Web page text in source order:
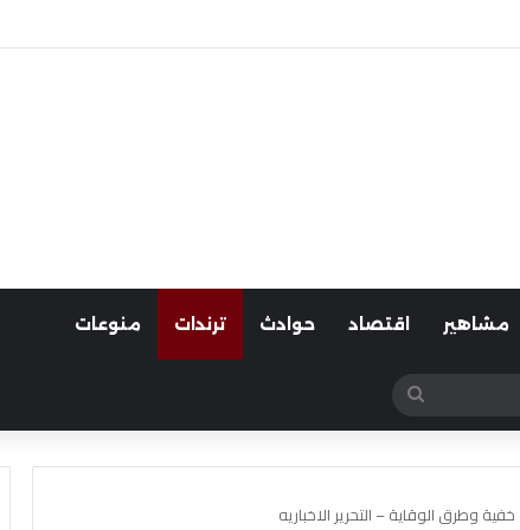
مشاهير اقتصاد حوادث ترندات منوعات
عن
وطرق الوقاية – التحرير الاخباريه